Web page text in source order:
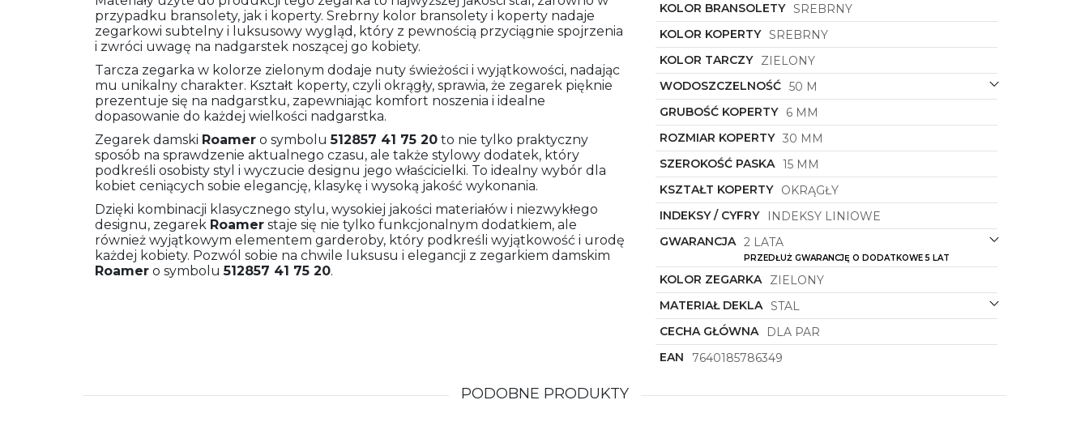
przypadku bransolety, jak i koperty. Srebrny kolor bransolety i koperty nadaje
zegarkowi subtelny i luksusowy wygląd, który z pewnością przyciągnie spojrzenia
i zwróci uwagę na nadgarstek noszącej go kobiety.
Tarcza zegarka w kolorze zielonym dodaje nuty świeżości i wyjątkowości, nadając
mu unikalny charakter. Kształt koperty, czyli okrągły, sprawia, że zegarek pięknie
prezentuje się na nadgarstku, zapewniając komfort noszenia i idealne
dopasowanie do każdej wielkości nadgarstka.
Zegarek damski Roamer o symbolu512857 41 75 20 to nie tylko praktyczny
sposób na sprawdzenie aktualnego czasu, ale także stylowy dodatek, który
podkreśli osobisty styl i wyczucie designu jego właścicielki. To idealny wybór dla
kobiet ceniących sobie elegancję, klasykę i wysoką jakość wykonania.
Dzięki kombinacji klasycznego stylu, wysokiej jakości materiałów i niezwykłego
designu, zegarek Roamer staje się nie tylko funkcjonalnym dodatkiem, ale
również wyjątkowym elementem garderoby, który podkreśli wyjątkowość i urodę
każdej kobiety. Pozwól sobie na chwile luksusu i elegancji z zegarkiem damskim
Roamer o symbolu512857 41 75 20.
KOLOR BRANSOLETY SREBRNY
KOLOR KOPERTY SREBRNY
KOLOR TARCZY
ZIELONY
WODOSZCZELNOŚĆ 50 M
GRUBOŚĆ KOPERTY
6 MM
ROZMIAR KOPERTY 30 MM
SZEROKOŚĆ PASKA 15 MM
KSZTAŁT KOPERTY
OKRĄGŁY
INDEKSY / CYFRY
INDEKSY LINIOWE
GWARANCJA 2 LATA
PRZEDŁUŻ GWARANCJĘ O DODATKOWE 5 LAT
KOLOR ZEGARKA
ZIELONY
MATERIAŁ DEKLA STAL
CECHA GŁÓWNA
DLA PAR
EAN
7640185786349
PODOBNE PRODUKTY